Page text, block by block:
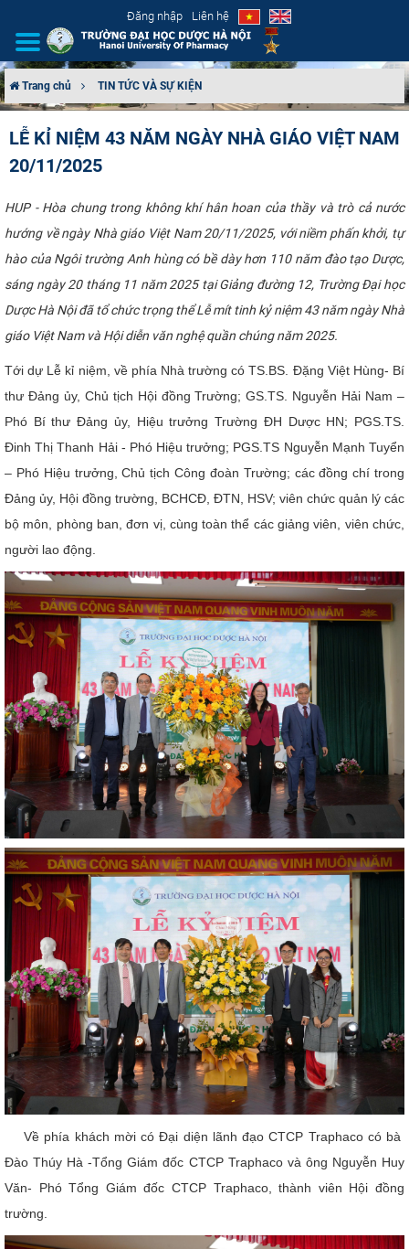
Đăng nhập Liên hệ
CƠ CẤU TỔ CHỨC
TUYỂN SINH
ĐÀO TẠO
ĐẢM BẢO CHẤT LƯỢNG
KHOA HỌC CÔNG NGHỆ
HTQT
CỰU NGƯỜI HỌC
Trang chủ TIN TỨC VÀ SỰ KIỆN
LỄ KỈ NIỆM 43 NĂM NGÀY NHÀ GIÁO VIỆT NAM
20/11/2025
HUP - Hòa chung trong không khí hân hoan của thầy và trò cả nước
hướng về ngày Nhà giáo Việt Nam 20/11/2025, với niềm phấn khởi, tự
hào của Ngôi trường Anh hùng có bề dày hơn 110 năm đào tạo Dược,
sáng ngày 20 tháng 11 năm 2025 tại Giảng đường 12, Trường Đại học
Dược Hà Nội đã tổ chức trọng thể Lễ mít tinh kỷ niệm 43 năm ngày Nhà
giáo Việt Nam và Hội diễn văn nghệ quần chúng năm 2025.
Tới dự Lễ kỉ niệm, về phía Nhà trường có TS.BS. Đặng Việt Hùng- Bí
thư Đảng ủy, Chủ tịch Hội đồng Trường; GS.TS. Nguyễn Hải Nam –
Phó Bí thư Đảng ủy, Hiệu trưởng Trường ĐH Dược HN; PGS.TS.
Đinh Thị Thanh Hải - Phó Hiệu trưởng; PGS.TS Nguyễn Mạnh Tuyển
– Phó Hiệu trưởng, Chủ tịch Công đoàn Trường; các đồng chí trong
Đảng ủy, Hội đồng trường, BCHCĐ, ĐTN, HSV; viên chức quản lý các
bộ môn, phòng ban, đơn vị, cùng toàn thể các giảng viên, viên chức,
người lao động.
Về phía khách mời có Đại diện lãnh đạo CTCP Traphaco có bà
Đào Thúy Hà -Tổng Giám đốc CTCP Traphaco và ông Nguyễn Huy
Văn- Phó Tổng Giám đốc CTCP Traphaco, thành viên Hội đồng
trường.